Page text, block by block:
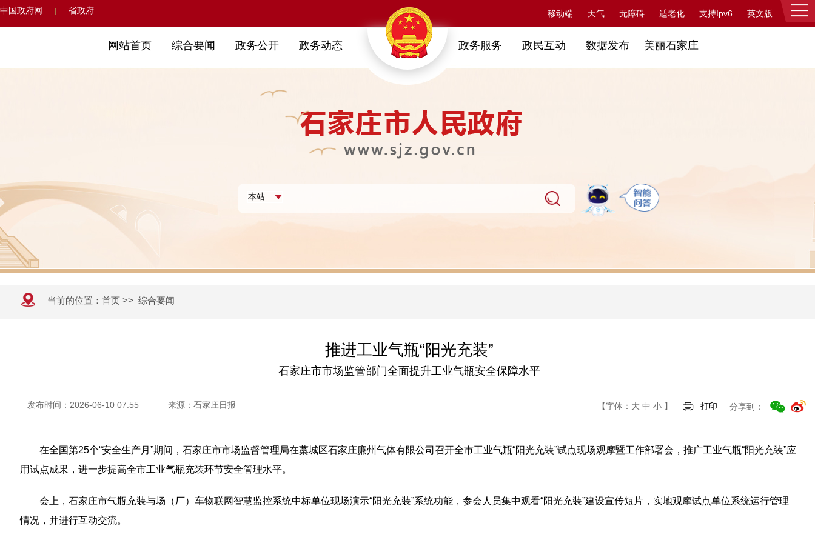
中国政府网 省政府 移动端 天气 无障碍 适老化 支持Ipv6 英文版 登录
网站首页 综合要闻 政务公开 政务动态 政务服务 政民互动 数据发布 美丽石家庄
当前的位置： 首页 >> 综合要闻
推进工业气瓶“阳光充装”
石家庄市市场监管部门全面提升工业气瓶安全保障水平
发布时间：2026-06-10 07:55 来源：石家庄日报 【字体： 大 中 小 】 打印 分享到：
在全国第25个“安全生产月”期间，石家庄市市场监督管理局在藁城区石家庄廉州气体有限公司召开全市工业气瓶“阳光充装”试点现场观摩暨工作部署会，推广工业气瓶“阳光充装”应
用试点成果，进一步提高全市工业气瓶充装环节安全管理水平。
会上，石家庄市气瓶充装与场（厂）车物联网智慧监控系统中标单位现场演示“阳光充装”系统功能，参会人员集中观看“阳光充装”建设宣传短片，实地观摩试点单位系统运行管理
情况，并进行互动交流。